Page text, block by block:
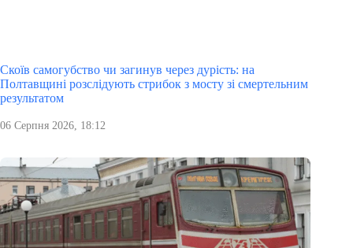
Скоїв самогубство чи загинув через дурість: на
Полтавщині розслідують стрибок з мосту зі смертельним
результатом
06 Серпня 2026, 18:12